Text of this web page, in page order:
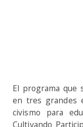
El programa que
en tres grandes
civismo para
Cultivando